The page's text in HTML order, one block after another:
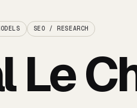
SEO / RESEARCH
Le